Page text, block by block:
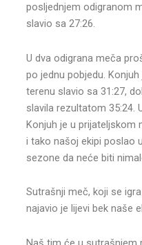
posljednjem odigranom
slavio sa 27:26.
U dva odigrana meča
po jednu pobjedu.
terenu slavio sa 31:27,
slavila rezultatom 35:24.
Konjuh je u prijateljskom
i tako našoj ekipi poslao
sezone da neće biti
Sutrašnji meč, koji se
najavio je lijevi bek naše